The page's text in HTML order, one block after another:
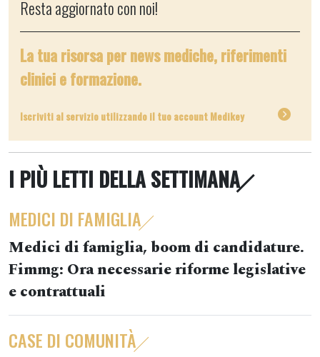
Resta aggiornato con noi!
La tua risorsa per news mediche, riferimenti
clinici e formazione.
Iscriviti al servizio utilizzando il tuo account Medikey
I PIÙ LETTI DELLA SETTIMANA
MEDICI DI FAMIGLIA
Medici di famiglia, boom di candidature.
Fimmg: Ora necessarie riforme legislative
e contrattuali
CASE DI COMUNITÀ